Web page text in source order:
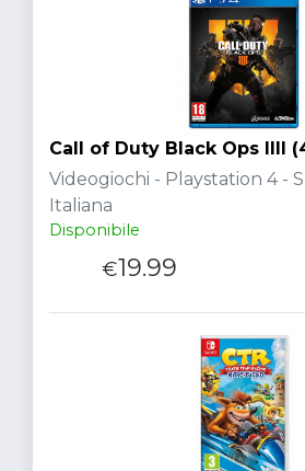
Call of Duty Black Ops IIII
Videogiochi - Playstation 4 -
Italiana
Disponibile
€19.99